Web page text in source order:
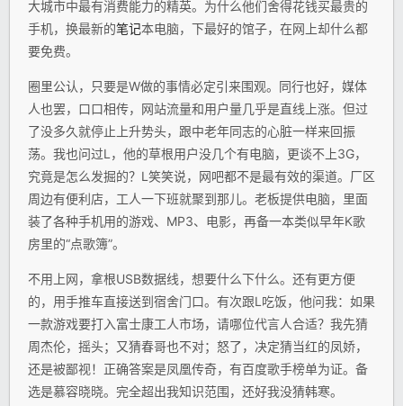
大城市中最有消费能力的精英。为什么他们舍得花钱买最贵的
手机，换最新的笔记本电脑，下最好的馆子，在网上却什么都
要免费。
圈里公认，只要是W做的事情必定引来围观。同行也好，媒体
人也罢，口口相传，网站流量和用户量几乎是直线上涨。但过
了没多久就停止上升势头，跟中老年同志的心脏一样来回振
荡。我也问过L，他的草根用户没几个有电脑，更谈不上3G，
究竟是怎么发掘的？L笑笑说，网吧都不是最有效的渠道。厂区
周边有便利店，工人一下班就聚到那儿。老板提供电脑，里面
装了各种手机用的游戏、MP3、电影，再备一本类似早年K歌
房里的“点歌簿”。
不用上网，拿根USB数据线，想要什么下什么。还有更方便
的，用手推车直接送到宿舍门口。有次跟L吃饭，他问我：如果
一款游戏要打入富士康工人市场，请哪位代言人合适？我先猜
周杰伦，摇头；又猜春哥也不对；怒了，决定猜当红的凤娇，
还是被鄙视！正确答案是凤凰传奇，有百度歌手榜单为证。备
选是慕容晓晓。完全超出我知识范围，还好我没猜韩寒。